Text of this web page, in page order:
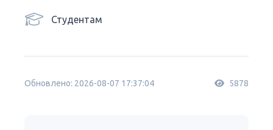
Студентам
Обновлено: 2026-08-07 17:37:04 5878